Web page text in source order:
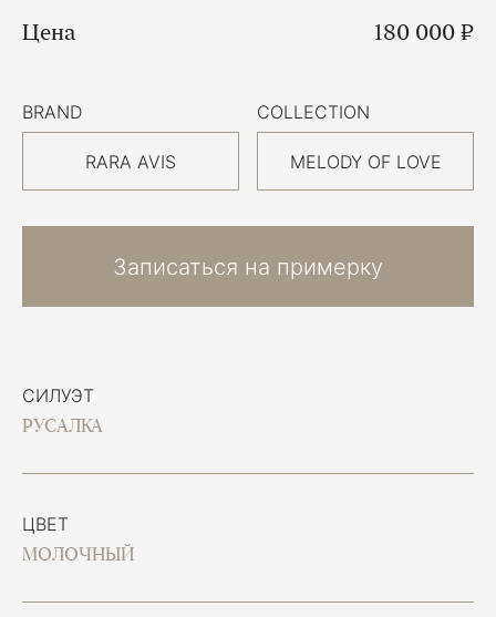
СИЛУЭТ
РУСАЛКА
ЦВЕТ
МОЛОЧНЫЙ
Цена 180 000 ₽
BRAND
RARA AVIS
COLLECTION
MELODY OF LOVE
Записаться на примерку